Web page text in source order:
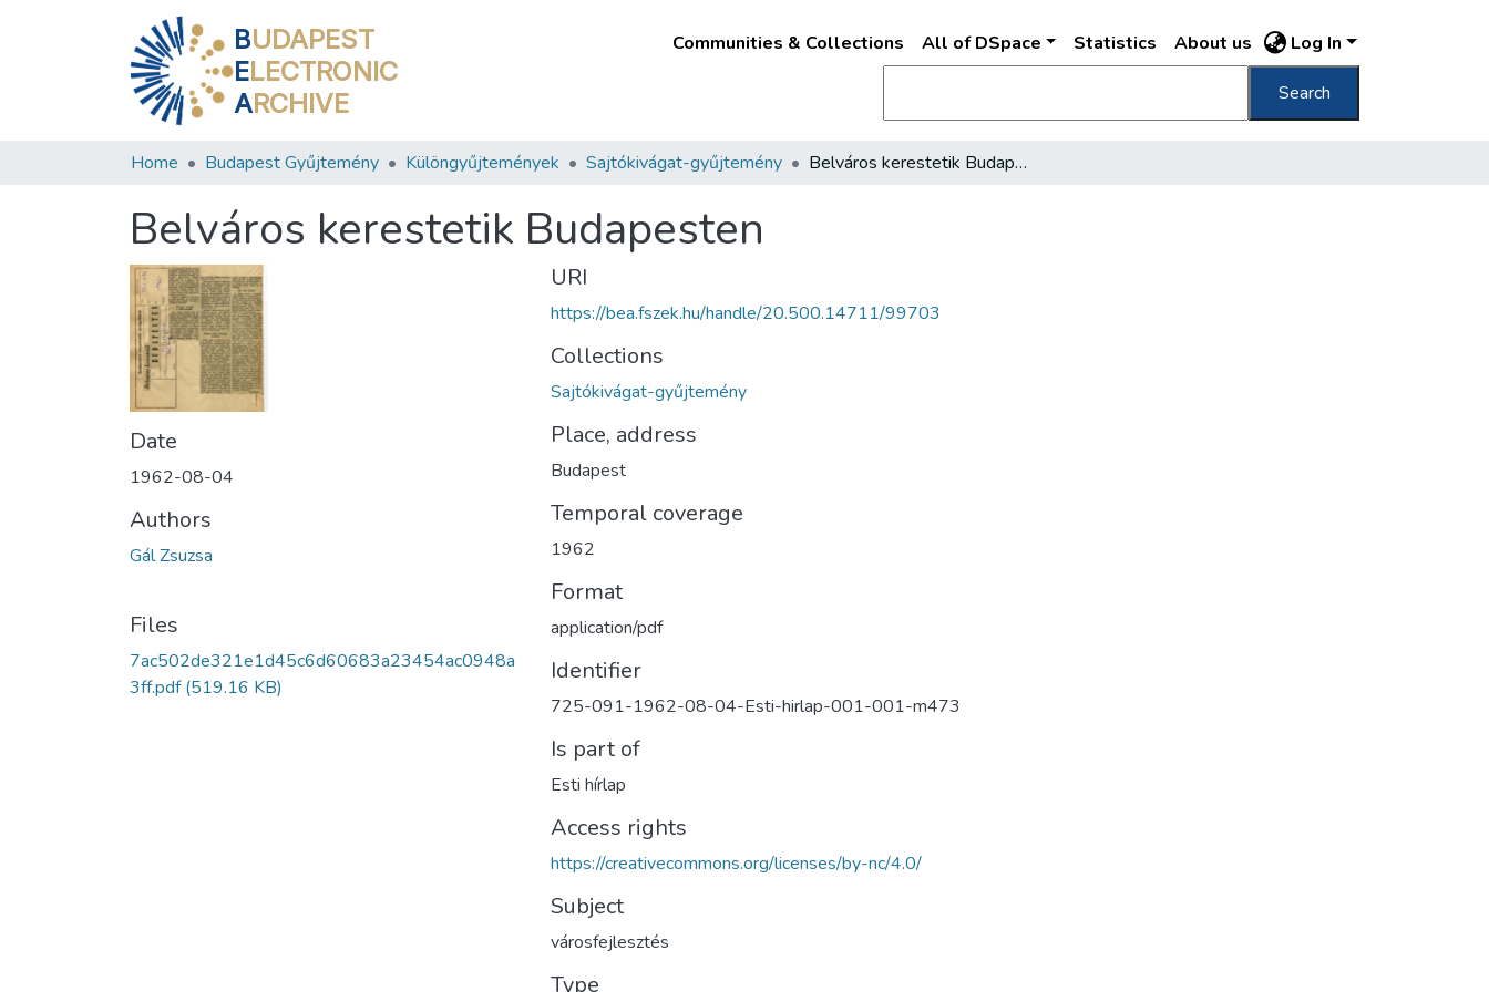
BUDAPEST
ELECTRONIC
ARCHIVE
Communities & Collections All of DSpace Statistics About us Log In
Search
Home Budapest Gyűjtemény Különgyűjtemények Sajtókivágat-gyűjtemény Belváros kerestetik Budapesten
Belváros kerestetik Budapesten
Date
1962-08-04
Authors
Gál Zsuzsa
Files
7ac502de321e1d45c6d60683a23454ac0948a
3ff.pdf(519.16 KB)
URI
https://bea.fszek.hu/handle/20.500.14711/99703
Collections
Sajtókivágat-gyűjtemény
Place, address
Budapest
Temporal coverage
1962
Format
application/pdf
Identifier
725-091-1962-08-04-Esti-hirlap-001-001-m473
Is part of
Esti hírlap
Access rights
https://creativecommons.org/licenses/by-nc/4.0/
Subject
városfejlesztés
Type